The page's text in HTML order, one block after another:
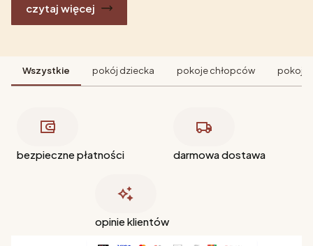
czytaj więcej
Wszystkie pokój dziecka pokoje chłopców pokoje
bezpieczne płatności darmowa dostawa
opinie klientów